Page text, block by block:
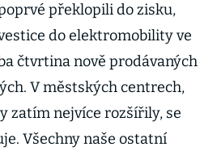
překlopili do zisku,
do elektromobility ve
čtvrtina nově prodávaných
V městských centrech,
zatím nejvíce rozšířily, se
Všechny naše ostatní